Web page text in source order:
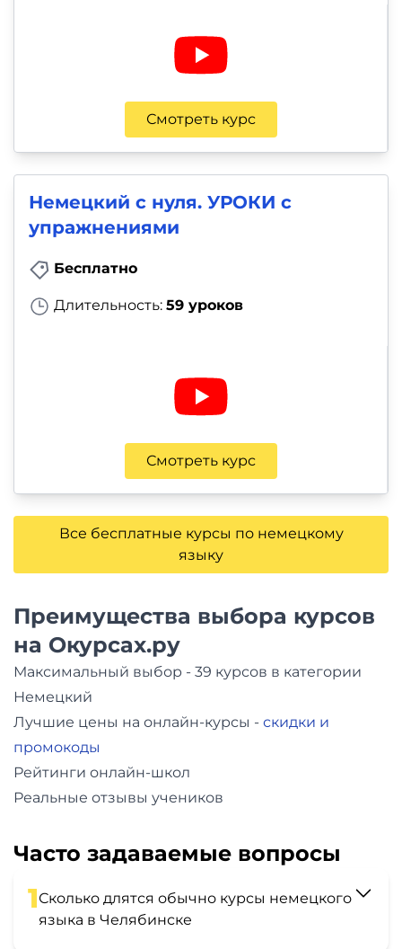
Смотреть курс
Немецкий с нуля. УРОКИ с
упражнениями
Бесплатно
Длительность: 59 уроков
Смотреть курс
Все бесплатные курсы по немецкому
языку
Преимущества выбора курсов
на Окурсах.ру
Максимальный выбор - 39 курсов в категории
Немецкий
Лучшие цены на онлайн-курсы - скидки и
промокоды
Рейтинги онлайн-школ
Реальные отзывы учеников
Часто задаваемые вопросы
1Сколько длятся обычно курсы немецкого
языка в Челябинске